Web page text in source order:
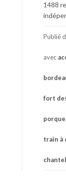
1488
Publié
avec
fort
train à